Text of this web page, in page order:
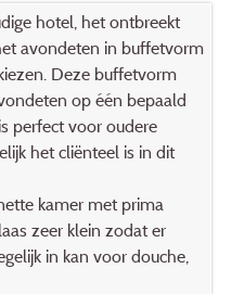
hotel, het ontbreekt
avondeten in buffetvorm
Deze buffetvorm
op één bepaald
perfect voor oudere
het cliënteel is in dit
kamer met prima
zeer klein zodat er
in kan voor douche,